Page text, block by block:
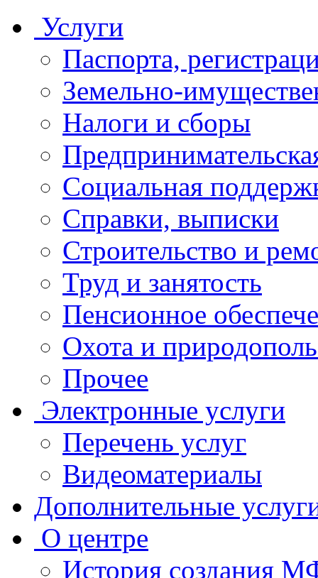
Услуги
Паспорта,
Земельно-
Налоги и сборы
Социальная
Справки, выписки
Строительство и
Труд и занятость
Пенсионное
Охота и
Прочее
Электронные услуги
Перечень услуг
Видеоматериалы
Дополнительные
О центре
История создания